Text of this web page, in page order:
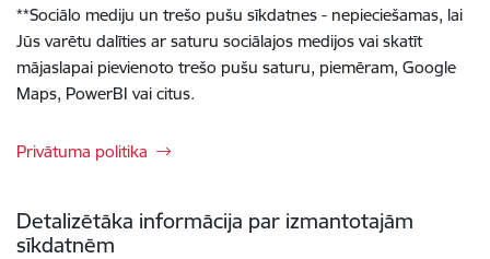
**Sociālo mediju un trešo pušu sīkdatnes - nepieciešamas, lai
Jūs varētu dalīties ar saturu sociālajos medijos vai skatīt
mājaslapai pievienoto trešo pušu saturu, piemēram, Google
Maps, PowerBI vai citus.
Privātuma politika
Detalizētāka informācija par izmantotajām
sīkdatnēm